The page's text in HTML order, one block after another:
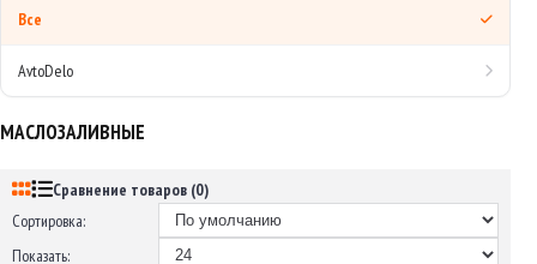
Все
AvtoDelo
МАСЛОЗАЛИВНЫЕ
Сравнение товаров (0)
Сортировка:
Показать: